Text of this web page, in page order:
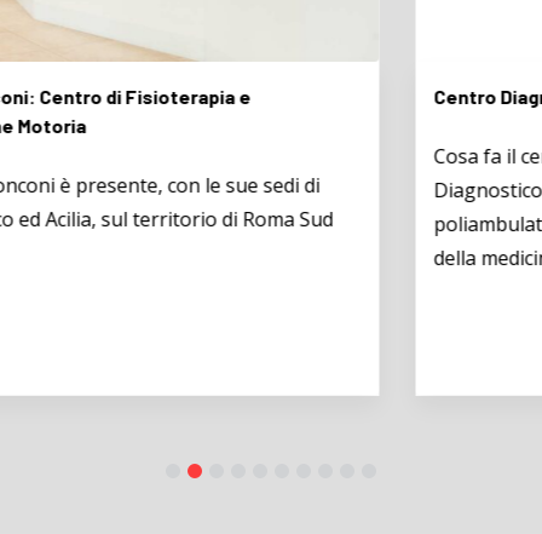
Centro Diagnostico Pantamedica
Cosa fa il centro Diagnostico Pantamedica Il Centro
Diagnostico Pantamedica gestisce l’attività
poliambulatoriale multidisciplinare nell’ ambito